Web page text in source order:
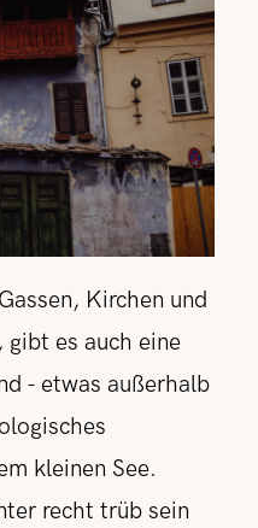
Kirchen und
gibt es auch eine
- etwas außerhalb
kleinen See.
recht trüb sein